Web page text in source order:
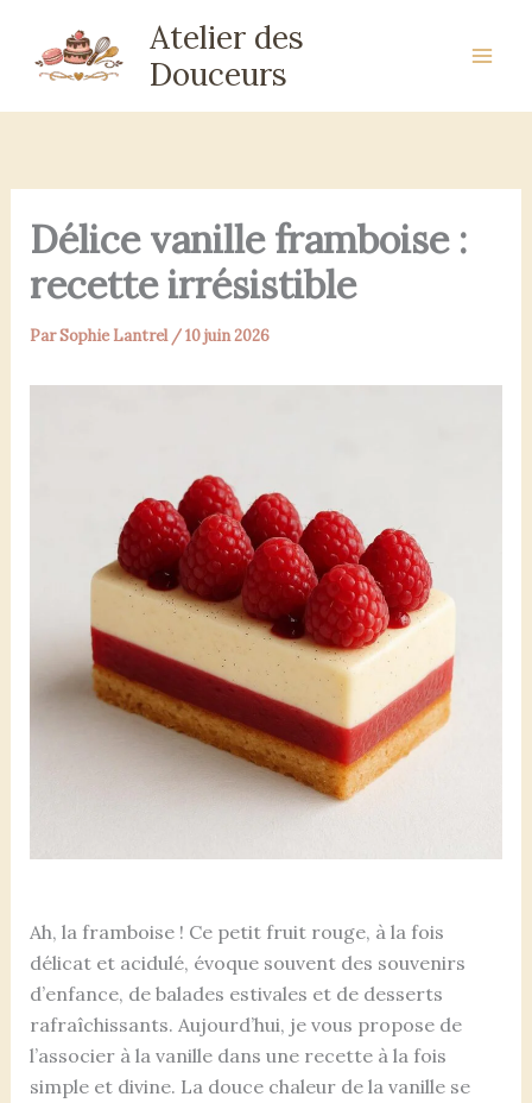
contenu
Atelier des
Douceurs
Délice vanille framboise :
recette irrésistible
ParSophie Lantrel /10 juin 2026
Ah, la framboise ! Ce petit fruit rouge, à la fois
délicat et acidulé, évoque souvent des souvenirs
d’enfance, de balades estivales et de desserts
rafraîchissants. Aujourd’hui, je vous propose de
l’associer à la vanille dans une recette à la fois
simple et divine. La douce chaleur de la vanille se